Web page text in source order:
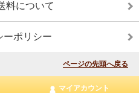
料について
ーポリシー
ページの先頭へ戻る
マイアカウント